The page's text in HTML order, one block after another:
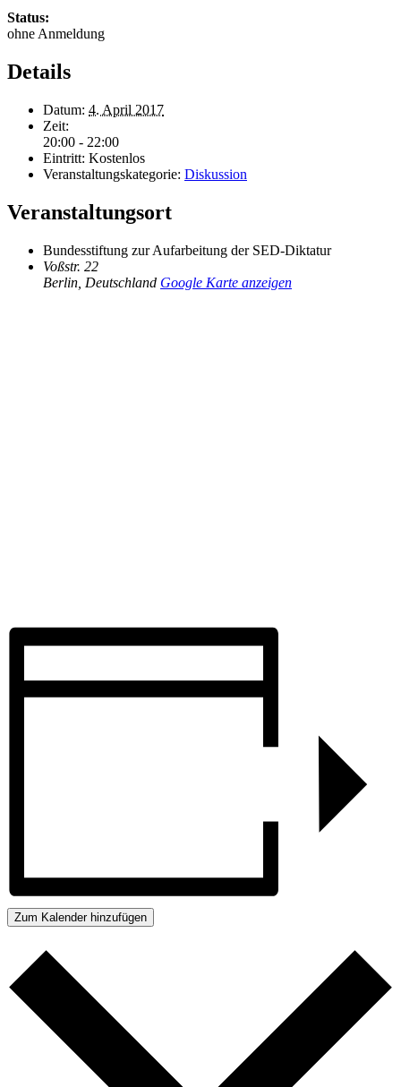
Status:
ohne Anmeldung
Details
Datum: 4. April 2017
Zeit:
20:00 - 22:00
Eintritt: Kostenlos
Veranstaltungskategorie: Diskussion
Veranstaltungsort
Bundesstiftung zur Aufarbeitung der SED-Diktatur
Voßstr. 22
Berlin Deutschland Google Karte anzeigen
Zum Kalender hinzufügen